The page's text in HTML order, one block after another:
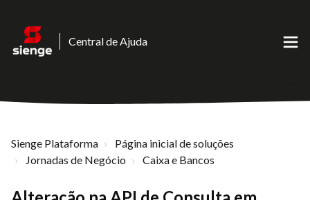
Central de Ajuda
Sienge Plataforma
Página inicial de soluções
Jornadas de Negócio
Caixa e Bancos